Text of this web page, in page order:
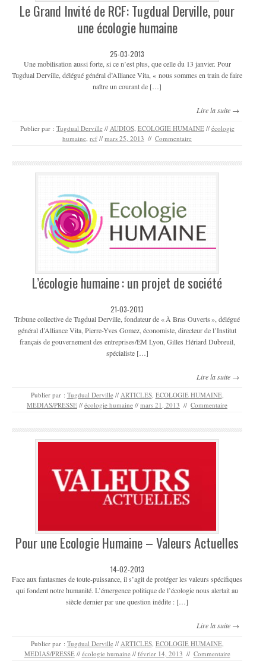
Le Grand Invité de RCF: Tugdual Derville, pour
une écologie humaine
25-03-2013
Une mobilisation aussi forte, si ce n’est plus, que celle du 13 janvier. Pour
Tugdual Derville, délégué général d’Alliance Vita, « nous sommes en train de faire
naître un courant de […]
Lire la suite →
Publier par : Tugdual Derville // AUDIOS, ECOLOGIE HUMAINE // écologie
humaine rcf // mars 25, 2013 // Commentaire
L’écologie humaine : un projet de société
21-03-2013
Tribune collective de Tugdual Derville, fondateur de « À Bras Ouverts », délégué
général d’Alliance Vita, Pierre-Yves Gomez, économiste, directeur de l’Institut
français de gouvernement des entreprises/EM Lyon, Gilles Hériard Dubreuil,
spécialiste […]
Lire la suite →
Publier par : Tugdual Derville // ARTICLES, ECOLOGIE HUMAINE,
MEDIAS/PRESSE // écologie humaine // mars 21, 2013 // Commentaire
Pour une Ecologie Humaine – Valeurs Actuelles
14-02-2013
Face aux fantasmes de toute-puissance, il s’agit de protéger les valeurs spécifiques
qui fondent notre humanité. L’émergence politique de l’écologie nous alertait au
siècle dernier par une question inédite : […]
Lire la suite →
Publier par : Tugdual Derville // ARTICLES, ECOLOGIE HUMAINE,
MEDIAS/PRESSE // écologie humaine // février 14, 2013 // Commentaire